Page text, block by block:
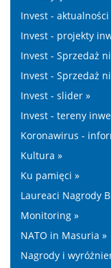
Invest - aktualności
Invest - projekty
Invest - Sprzedaż
Invest - Sprzedaż
Invest - slider »
Invest - tereny
Koronawirus -
Kultura »
Ku pamięci »
Laureaci Nagrody
Monitoring »
NATO in Masuria »
Nagrody i